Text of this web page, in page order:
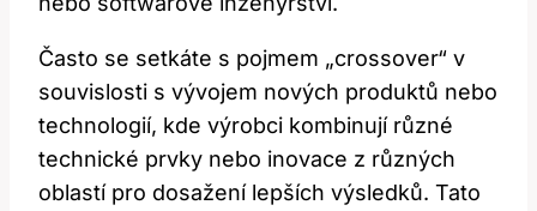
Často se setkáte s pojmem „crossover“ v
souvislosti s vývojem nových produktů nebo
technologií, kde výrobci kombinují různé
technické prvky nebo inovace z různých
oblastí pro dosažení lepších výsledků. Tato